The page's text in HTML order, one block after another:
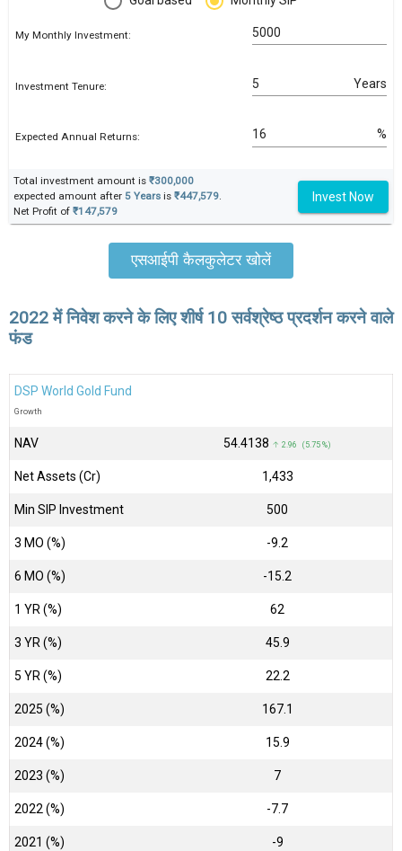
My Monthly Investment:
Investment Tenure: Years
Expected Annual Returns: %
Total investment amount is ₹300,000
expected amount after 5 Years is ₹447,579.
Net Profit of ₹147,579
Invest Now
एसआईपी कैलकुलेटर खोलें
2022 में निवेश करने के लिए शीर्ष 10 सर्वश्रेष्ठ प्रदर्शन करने वाले
फंड
DSP World Gold Fund
Growth
NAV ₹54.4138 ↑ 2.96 (5.75 %)
Net Assets (Cr) ₹1,433
Min SIP Investment 500
3 MO (%) -9.2
6 MO (%) -15.2
1 YR (%) 62
3 YR (%) 45.9
5 YR (%) 22.2
2025 (%) 167.1
2024 (%) 15.9
2023 (%) 7
2022 (%) -7.7
2021 (%) -9